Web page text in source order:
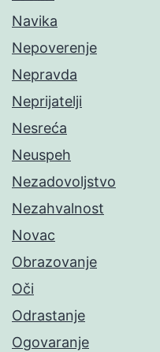
Navika
Nepoverenje
Nepravda
Neprijatelji
Nesreća
Neuspeh
Nezadovoljstvo
Nezahvalnost
Novac
Obrazovanje
Oči
Odrastanje
Ogovaranje